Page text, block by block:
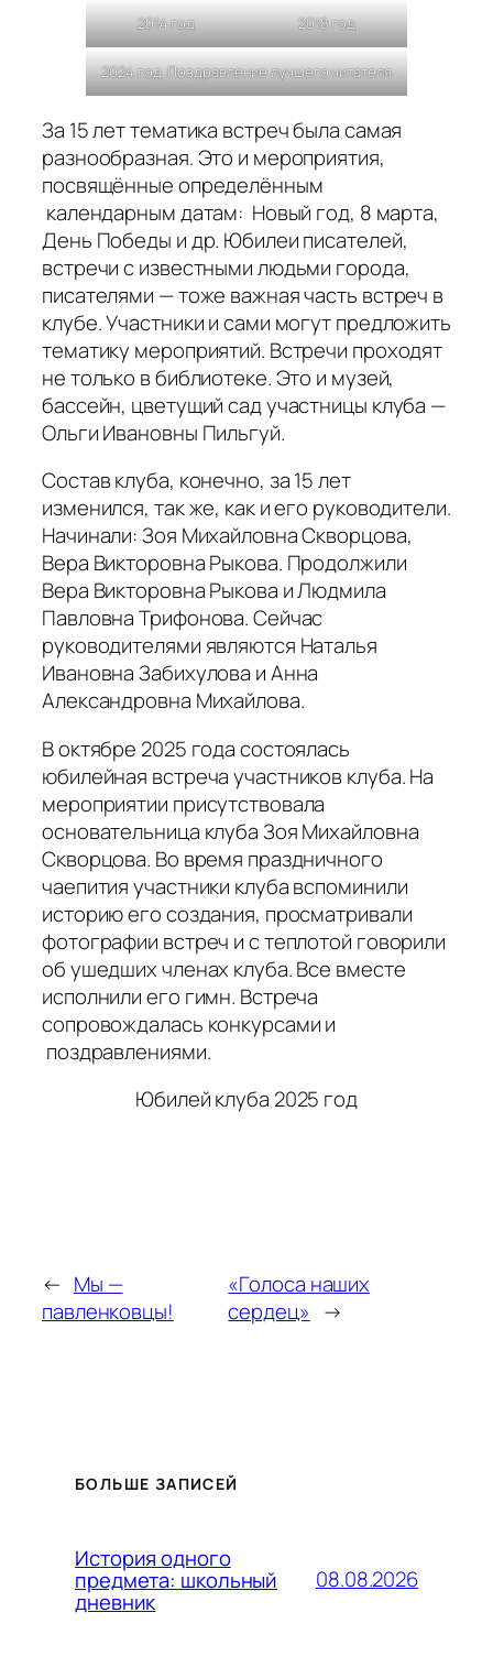
2014 год 2018 год
2024 год. Поздравление лучшего читателя
За 15 лет тематика встреч была самая
разнообразная. Это и мероприятия,
посвящённые определённым
календарным датам: Новый год, 8 марта,
День Победы и др. Юбилеи писателей,
встречи с известными людьми города,
писателями — тоже важная часть встреч в
клубе. Участники и сами могут предложить
тематику мероприятий. Встречи проходят
не только в библиотеке. Это и музей,
бассейн, цветущий сад участницы клуба —
Ольги Ивановны Пильгуй.
Состав клуба, конечно, за 15 лет
изменился, так же, как и его руководители.
Начинали: Зоя Михайловна Скворцова,
Вера Викторовна Рыкова. Продолжили
Вера Викторовна Рыкова и Людмила
Павловна Трифонова. Сейчас
руководителями являются Наталья
Ивановна Забихулова и Анна
Александровна Михайлова.
В октябре 2025 года состоялась
юбилейная встреча участников клуба. На
мероприятии присутствовала
основательница клуба Зоя Михайловна
Скворцова. Во время праздничного
чаепития участники клуба вспоминили
историю его создания, просматривали
фотографии встреч и с теплотой говорили
об ушедших членах клуба. Все вместе
исполнили его гимн. Встреча
сопровождалась конкурсами и
поздравлениями.
Юбилей клуба 2025 год
← Мы —
павленковцы!
«Голоса наших
сердец» →
БОЛЬШЕ ЗАПИСЕЙ
История одного
предмета: школьный
дневник
08.08.2026